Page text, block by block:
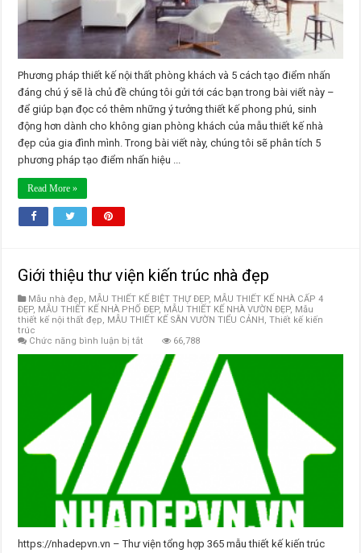
bạn
nên
biết
Phương pháp thiết kế nội thất phòng khách và 5 cách tạo điểm nhấn
đáng chú ý sẽ là chủ đề chúng tôi gửi tới các bạn trong bài viết này –
để giúp bạn đọc có thêm những ý tưởng thiết kế phong phú, sinh
động hơn dành cho không gian phòng khách của mẫu thiết kế nhà
đẹp của gia đình mình. Trong bài viết này, chúng tôi sẽ phân tích 5
phương pháp tạo điểm nhấn hiệu ...
Read More »
Giới thiệu thư viện kiến trúc nhà đẹp
Mẫu nhà đẹp, MẪU THIẾT KẾ BIỆT THỰ ĐẸP, MẪU THIẾT KẾ NHÀ CẤP 4
ĐẸP, MẪU THIẾT KẾ NHÀ PHỐ ĐẸP, MẪU THIẾT KẾ NHÀ VƯỜN ĐẸP, Mẫu
thiết kế nội thất đẹp, MẪU THIẾT KẾ SÂN VƯỜN TIỂU CẢNH ,Thiết kế kiến
trúc
Chức năng bình luận bị tắt
thiệu
thư
viện
kiến
trúc
nhà
đẹp
66,788
https://nhadepvn.vn – Thư viện tổng hợp 365 mẫu thiết kế kiến trúc